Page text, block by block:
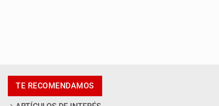
TE RECOMENDAMOS